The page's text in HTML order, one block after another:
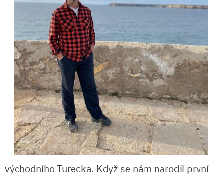
východního Turecka. Když se nám narodil první